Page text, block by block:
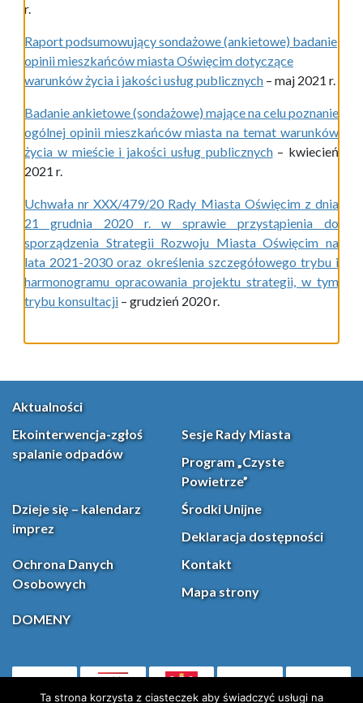
r.
Raport podsumowujący sondażowe (ankietowe) badanie
opinii mieszkańców miasta Oświęcim dotyczące
warunków życia i jakości usług publicznych – maj 2021 r.
Badanie ankietowe (sondażowe) mające na celu poznanie
ogólnej opinii mieszkańców miasta na temat warunków
życia w mieście i jakości usług publicznych– kwiecień
2021 r.
Uchwała nr XXX/479/20 Rady Miasta Oświęcim z dnia
21 grudnia 2020 r. w sprawie przystąpienia do
sporządzenia Strategii Rozwoju Miasta Oświęcim na
lata 2021-2030 oraz określenia szczegółowego trybu i
harmonogramu opracowania projektu strategii, w tym
trybu konsultacji – grudzień 2020 r.
Aktualności
Ekointerwencja-zgłoś
spalanie odpadów
Sesje Rady Miasta
Program „Czyste
Powietrze”
Dzieje się – kalendarz
imprez
Środki Unijne
Deklaracja dostępności
Ochrona Danych
Osobowych
Kontakt
Mapa strony
DOMENY
(otwiera się w nowej karcie)
Ta strona korzysta z ciasteczek aby świadczyć usługi na